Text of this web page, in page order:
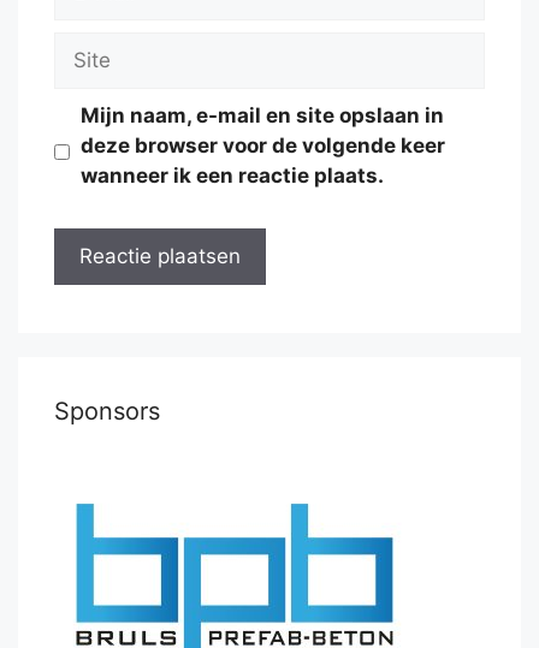
Site
Mijn naam, e-mail en site opslaan in
deze browser voor de volgende keer
wanneer ik een reactie plaats.
Sponsors